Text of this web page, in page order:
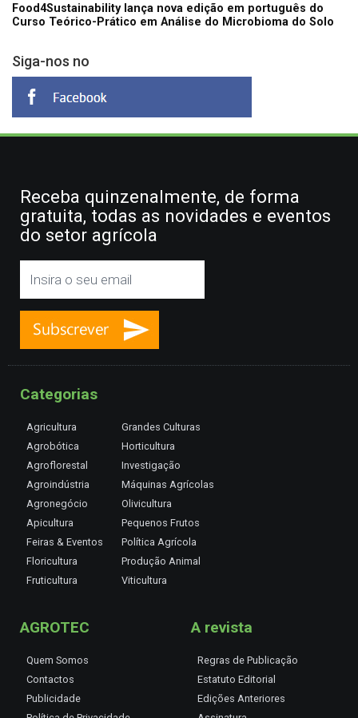
Food4Sustainability lança nova edição em português do
Curso Teórico-Prático em Análise do Microbioma do Solo
Siga-nos no
Receba quinzenalmente, de forma
gratuita, todas as novidades e eventos
do setor agrícola
Categorias
Agricultura
Agrobótica
Agroflorestal
Agroindústria
Agronegócio
Apicultura
Feiras & Eventos
Floricultura
Fruticultura
Grandes Culturas
Horticultura
Investigação
Máquinas Agrícolas
Olivicultura
Pequenos Frutos
Política Agrícola
Produção Animal
Viticultura
AGROTEC
Quem Somos
Contactos
Publicidade
A revista
Regras de Publicação
Estatuto Editorial
Edições Anteriores